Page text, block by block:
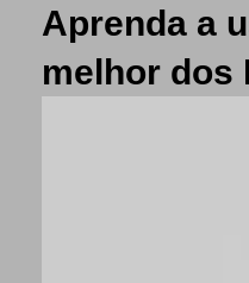
Aprenda a
melhor dos